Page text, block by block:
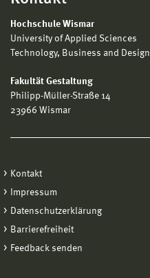
Hochschule Wismar
University of Applied Sciences
Technology, Business and Design
Fakultät Gestaltung
Philipp-Müller-Straße 14
23966 Wismar
Kontakt
Impressum
Datenschutzerklärung
Barrierefreiheit
Feedback senden